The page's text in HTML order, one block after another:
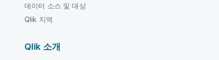
데이터 소스 및 대상
Qlik 지역
Qlik 소개